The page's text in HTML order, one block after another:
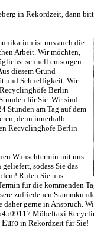
in Rekordzeit, dann
ist uns auch die
Arbeit. Wir möchten,
schnell entsorgen
diesem Grund
und Schnelligkeit. Wir
Berlin
für Sie. Wir sind
Stunden am Tag auf dem
denn innerhalb
Recyclinghöfe Berlin
Wunschtermin mit uns
sodass Sie das
Rufen Sie uns
für die kommenden
zufriedenen
gerne in Anspruch.
Möbeltaxi
Euro in Rekordzeit für Sie!